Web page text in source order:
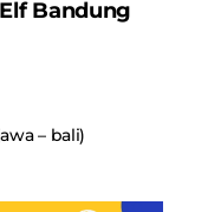
Bandung
– bali)